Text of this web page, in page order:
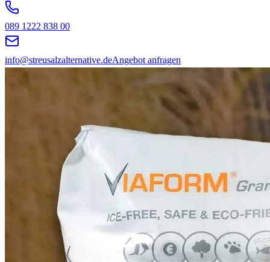
089 1222 838 00
info@streusalzalternative.deAngebot anfragen